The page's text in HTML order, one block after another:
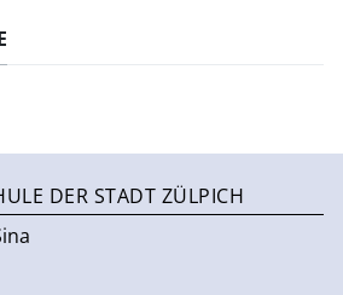
DER STADT ZÜLPICH